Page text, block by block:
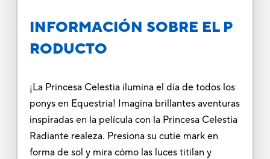
INFORMACIÓN SOBRE EL P
RODUCTO
¡La Princesa Celestia ilumina el día de todos los
ponys en Equestria! Imagina brillantes aventuras
inspiradas en la película con la Princesa Celestia
Radiante realeza. Presiona su cutie mark en
forma de sol y mira cómo las luces titilan y